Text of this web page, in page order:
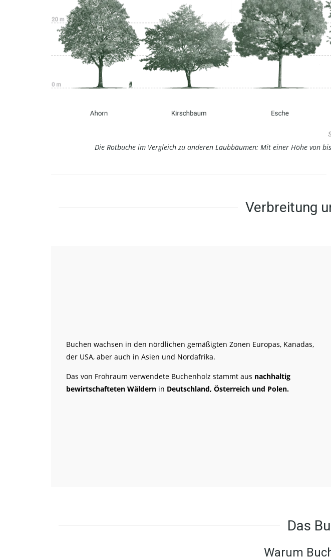
Die Rotbuche im Vergleich zu anderen Laubbäumen: Mit einer Höhe von
Verbreitung
Buchen wachsen in den nördlichen gemäßigten Zonen Europas, Kanadas,
der USA, aber auch in Asien und Nordafrika.
Das von Frohraum verwendete Buchenholz stammt aus nachhaltig
bewirtschafteten Wäldern in Deutschland, Österreich und Polen.
Das
Warum